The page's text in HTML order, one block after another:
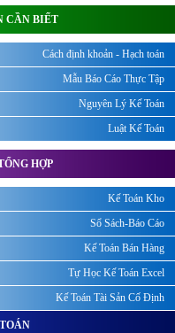
CẦN BIẾT
Cách định khoản - Hạch toán
Mẫu Báo Cáo Thực Tập
Nguyên Lý Kế Toán
Luật Kế Toán
HỢP
Kế Toán Kho
Sổ Sách-Báo Cáo
Kế Toán Bán Hàng
Tự Học Kế Toán Excel
Kế Toán Tài Sản Cố Định